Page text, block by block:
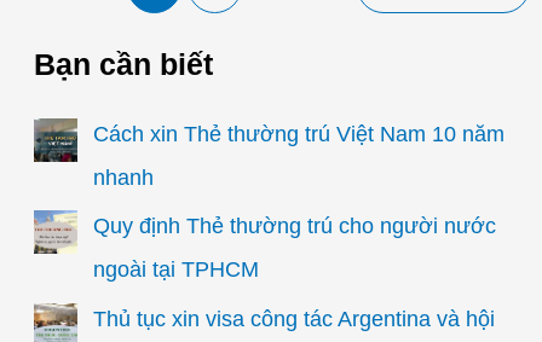
Bạn cần biết
Cách xin Thẻ thường trú Việt Nam 10 năm
nhanh
Quy định Thẻ thường trú cho người nước
ngoài tại TPHCM
Thủ tục xin visa công tác Argentina và hội